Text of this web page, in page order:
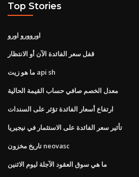
Top Stories
اوروورو اورو
قفل سعر الفائدة الآن أو الانتظار
ما هو زيت api sh
معدل الخصم صافي حساب القيمة الحالية
ارتفاع أسعار الفائدة تؤثر على السندات
تأثير سعر الفائدة على الاستثمار في نيجيريا
تاريخ مخزون neovasc
ما هي سوق العقود الآجلة ليوم الاثنين